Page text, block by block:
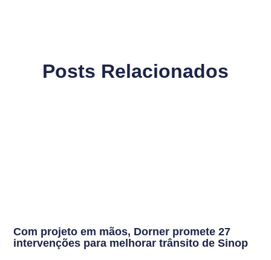
Posts Relacionados
Com projeto em mãos, Dorner promete 27
intervenções para melhorar trânsito de Sinop